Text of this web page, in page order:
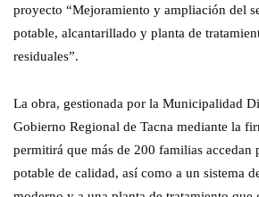
proyecto “Mejoramiento y ampliación del
potable, alcantarillado y planta de
residuales”.
La obra, gestionada por la Municipalidad
Gobierno Regional de Tacna mediante la
permitirá que más de 200 familias accedan
potable de calidad, así como a un sistema